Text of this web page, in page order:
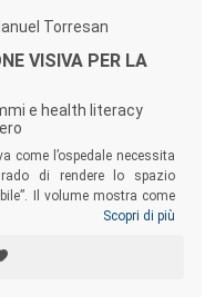
Torresan
VISIVA PER LA
e health literacy
come l’ospedale necessita
di rendere lo spazio
Il volume mostra come
sistema di comunicazione
quindi il nuovo set di
Scopri di più